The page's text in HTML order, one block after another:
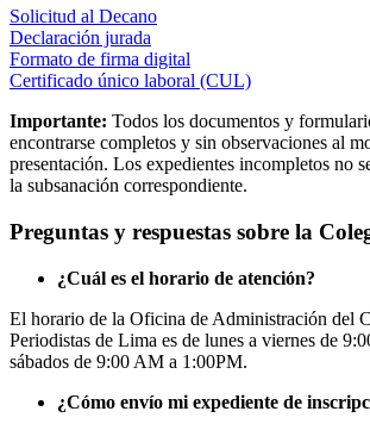
Solicitud al Decano
Declaración jurada
Formato de firma digital
Certificado único laboral (CUL)
Importante: Todos los documentos y
encontrarse completos y sin observaciones al
presentación. Los expedientes incompletos no
la subsanación correspondiente.
Preguntas y respuestas sobre la
¿Cuál es el horario de atención?
El horario de la Oficina de Administración del
Periodistas de Lima es de lunes a viernes de
sábados de 9:00 AM a 1:00PM.
¿Cómo envío mi expediente de